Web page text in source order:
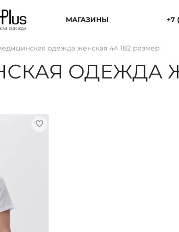
МАГАЗИНЫ +7
одежда женская 44 182 размер
ОДЕЖДА